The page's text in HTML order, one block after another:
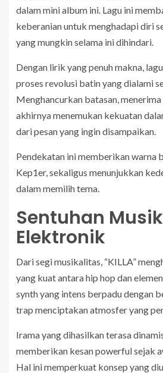
dalam mini album ini. Lagu ini
keberanian untuk menghadapi diri
yang mungkin selama ini dihindari.
Dengan lirik yang penuh makna,
proses revolusi batin yang dialami
Menghancurkan batasan,
akhirnya menemukan kekuatan
dari pesan yang ingin disampaikan.
Pendekatan ini memberikan warna
Kep1er, sekaligus menunjukkan
dalam memilih tema.
Sentuhan
Elektronik
Dari segi musikalitas, “KILLA”
yang kuat antara hip hop dan
synth yang intens berpadu dengan
trap menciptakan atmosfer yang
Irama yang dihasilkan terasa
memberikan kesan powerful sejak
Hal ini memperkuat konsep yang